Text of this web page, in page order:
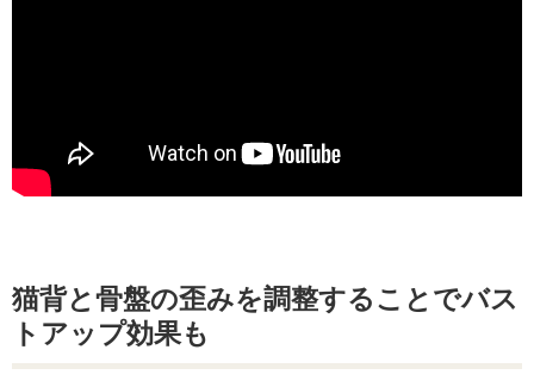
猫背と骨盤の歪みを調整することでバス
トアップ効果も